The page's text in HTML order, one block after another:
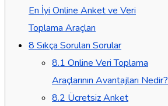
En İyi Online Anket ve Veri
Toplama Araçları
8 Sıkça Sorulan Sorular
8.1 Online Veri Toplama
Araçlarının Avantajları Nedir?
8.2 Ücretsiz Anket